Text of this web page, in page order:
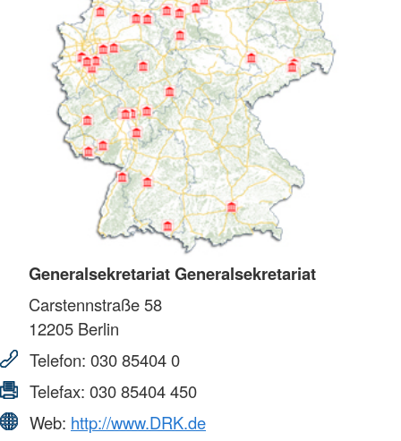
Generalsekretariat Generalsekretariat
Carstennstraße 58
12205 Berlin
Telefon: 030 85404 0
Telefax: 030 85404 450
Web: http://www.DRK.de